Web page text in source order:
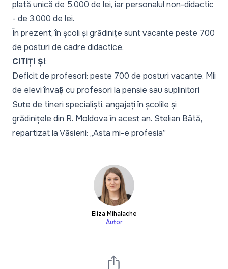
plată unică de 5.000 de lei, iar personalul non-didactic
- de 3.000 de lei.
În prezent, în școli și grădinițe sunt vacante peste 700
de posturi de cadre didactice.
CITIȚI ȘI:
Deficit de profesori: peste 700 de posturi vacante. Mii
de elevi învață cu profesori la pensie sau suplinitori
Sute de tineri specialiști, angajați în școlile și
grădinițele din R. Moldova în acest an. Stelian Bâtă,
repartizat la Văsieni: „Asta mi-e profesia”
Eliza Mihalache
Autor